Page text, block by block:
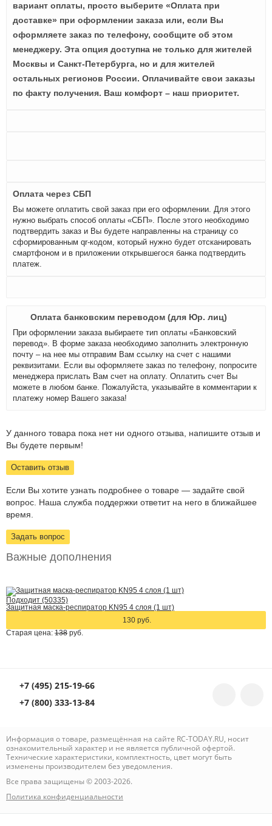
вариант оплаты, просто выберите «Оплата при
доставке» при оформлении заказа или, если Вы
оформляете заказ по телефону, сообщите об этом
менеджеру. Эта опция доступна не только для жителей
Москвы и Санкт-Петербурга, но и для жителей
остальных регионов России. Оплачивайте свои заказы
по факту получения. Ваш комфорт – наш приоритет.
Оплата через СБП
Вы можете оплатить свой заказ при его оформлении. Для этого
нужно выбрать способ оплаты «СБП». После этого необходимо
подтвердить заказ и Вы будете направленны на страницу со
сформированным qr-кодом, который нужно будет отсканировать
смартфоном и в приложении открывшегося банка подтвердить
платеж.
Оплата банковским переводом (для Юр. лиц)
При оформлении заказа выбираете тип оплаты «Банковский
перевод». В форме заказа необходимо заполнить электронную
почту – на нее мы отправим Вам ссылку на счет с нашими
реквизитами. Если вы оформляете заказ по телефону, попросите
менеджера прислать Вам счет на оплату. Оплатить счет Вы
можете в любом банке. Пожалуйста, указывайте в комментарии к
платежу номер Вашего заказа!
У данного товара пока нет ни одного отзыва, напишите отзыв и
Вы будете первым!
Оставить отзыв
Если Вы хотите узнать подробнее о товаре — задайте свой
вопрос. Наша служба поддержки ответит на него в ближайшее
время.
Задать вопрос
Важные дополнения
Подходит (50335)
Защитная маска-респиратор KN95 4 слоя (1 шт)
130 руб.
Старая цена: 138 руб.
+7 (495) 215-19-66
+7 (800) 333-13-84
Информация о товаре, размещённая на сайте RC-TODAY.RU, носит
ознакомительный характер и не является публичной офертой.
Технические характеристики, комплектность, цвет могут быть
изменены производителем без уведомления.
Все права защищены © 2003-2026.
Политика конфиденциальности